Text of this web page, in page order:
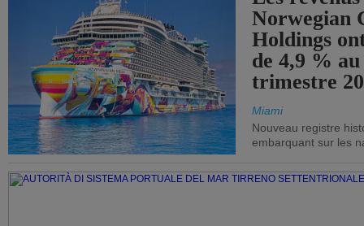
Norwegian
Holdings
de 4,9 %
trimestre
Miami
Nouveau registre
embarquant sur les